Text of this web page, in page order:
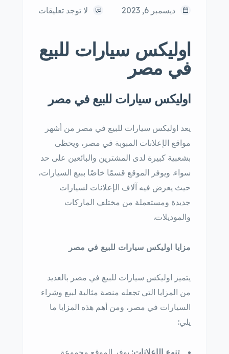
ديسمبر 6, 2023 لا توجد تعليقات
اوليكس سيارات للبيع
في مصر
اوليكس سيارات للبيع في مصر
يعد اوليكس سيارات للبيع في مصر من أشهر
مواقع الإعلانات المبوبة في مصر، ويحظى
بشعبية كبيرة لدى المشترين والبائعين على حد
سواء. ويوفر الموقع قسمًا خاصًا ببيع السيارات،
حيث يعرض فيه آلاف الإعلانات لسيارات
جديدة ومستعملة من مختلف الماركات
والموديلات.
مزايا اوليكس سيارات للبيع في مصر
يتميز اوليكس سيارات للبيع في مصر بالعديد
من المزايا التي تجعله منصة مثالية لبيع وشراء
السيارات في مصر، ومن أهم هذه المزايا ما
يلي:
تنوع الإعلانات: يوفر الموقع مجموعة